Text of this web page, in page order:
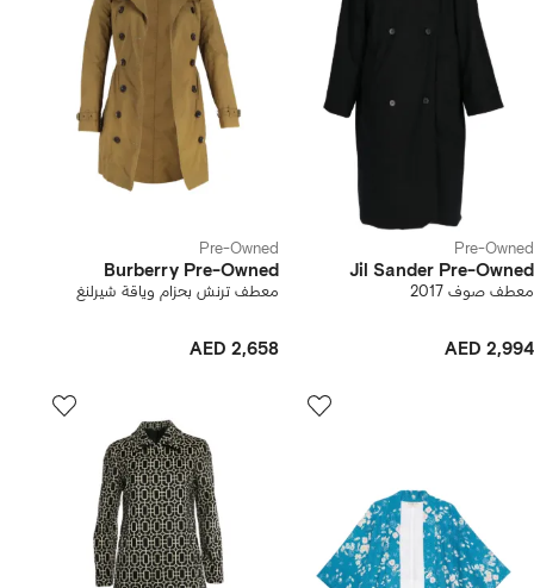
Pre-Owned
Jil Sander Pre-Owned
معطف صوف 2017
AED 2,994
Pre-Owned
Burberry Pre-Owned
معطف ترنش بحزام وياقة شيرلنغ
AED 2,658